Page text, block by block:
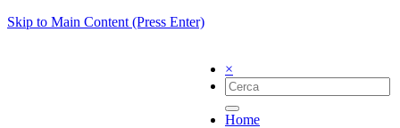
Skip to Main Content (Press Enter)
×
Home